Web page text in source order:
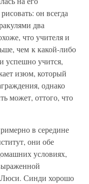
он всегда
два
что учителя и
чем к какой-либо
успешно учится,
изюм, который
однако
может, оттого, что
в середине
они обе
условиях,
Синди хорошо